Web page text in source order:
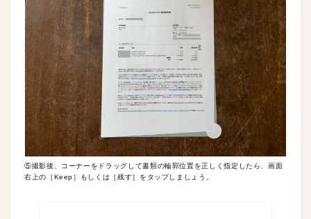
⑤撮影後、コーナーをドラッグして書類の輪郭位置を正しく指定したら、画面
右上の［Keep］もしくは［残す］をタップしましょう。